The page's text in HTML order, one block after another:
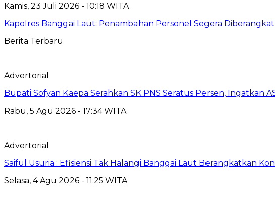
Kamis, 23 Juli 2026 - 10:18 WITA
Kapolres Banggai Laut: Penambahan Personel Segera
Berita Terbaru
Advertorial
Bupati Sofyan Kaepa Serahkan SK PNS Seratus Persen, Ingatkan
Rabu, 5 Agu 2026 - 17:34 WITA
Advertorial
Saiful Usuria : Efisiensi Tak Halangi Banggai Laut Berangkatkan
Selasa, 4 Agu 2026 - 11:25 WITA